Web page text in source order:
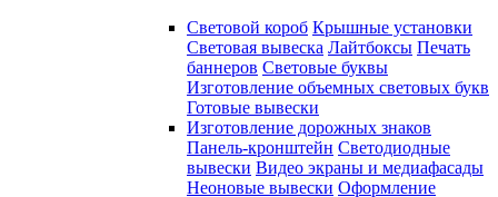
Световой короб Крышные установки
Световая вывеска Лайтбоксы Печать
баннеров Световые буквы
Изготовление объемных световых букв
Готовые вывески
Изготовление дорожных знаков
Панель-кронштейн Светодиодные
вывески Видео экраны и медиафасады
Неоновые вывески Оформление